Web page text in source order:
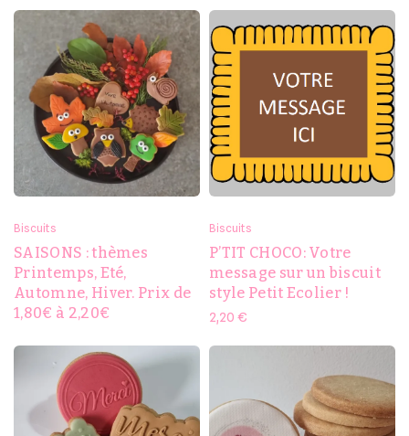
Biscuits
SAISONS : thèmes
Printemps, Eté,
Automne, Hiver. Prix de
1,80€ à 2,20€
Biscuits
P’TIT CHOCO: Votre
message sur un biscuit
style Petit Ecolier !
2,20 €